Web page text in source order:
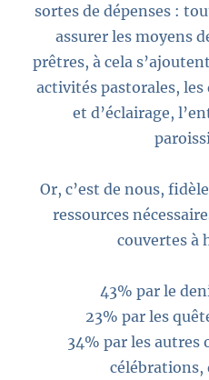
sortes de dépenses :
assurer les moyens
prêtres, à cela
activités pastorales, les
et d’éclairage,
Or, c’est de nous,
ressources
couvertes à
43% par le
23% par les
34% par les autres
célébrations,